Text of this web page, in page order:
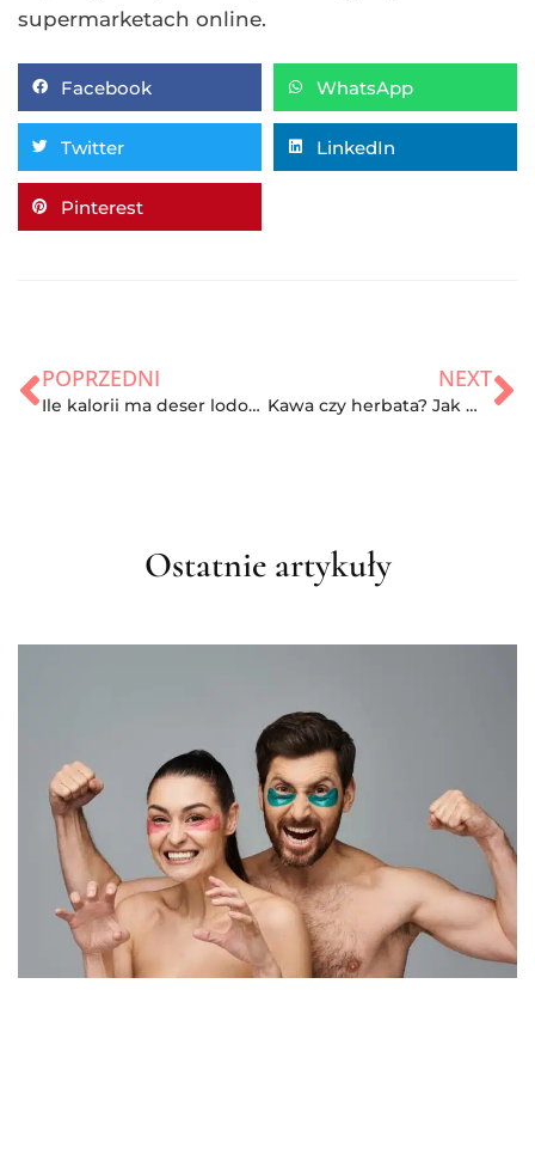
supermarketach online.
Facebook WhatsApp
Twitter LinkedIn
Pinterest
POPRZEDNI
Ile kalorii ma deser lodowy? – podpowiadamy jak przygotować i podać niskokaloryczne lody w pucharku
NEXT
Kawa czy herbata? Jak wpływają na nas najpopularniejsze napoje na świecie?
Ostatnie artykuły